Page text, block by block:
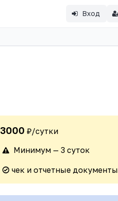
Вход
3000 ₽/сутки
Минимум — 3 суток
чек и отчетные документы